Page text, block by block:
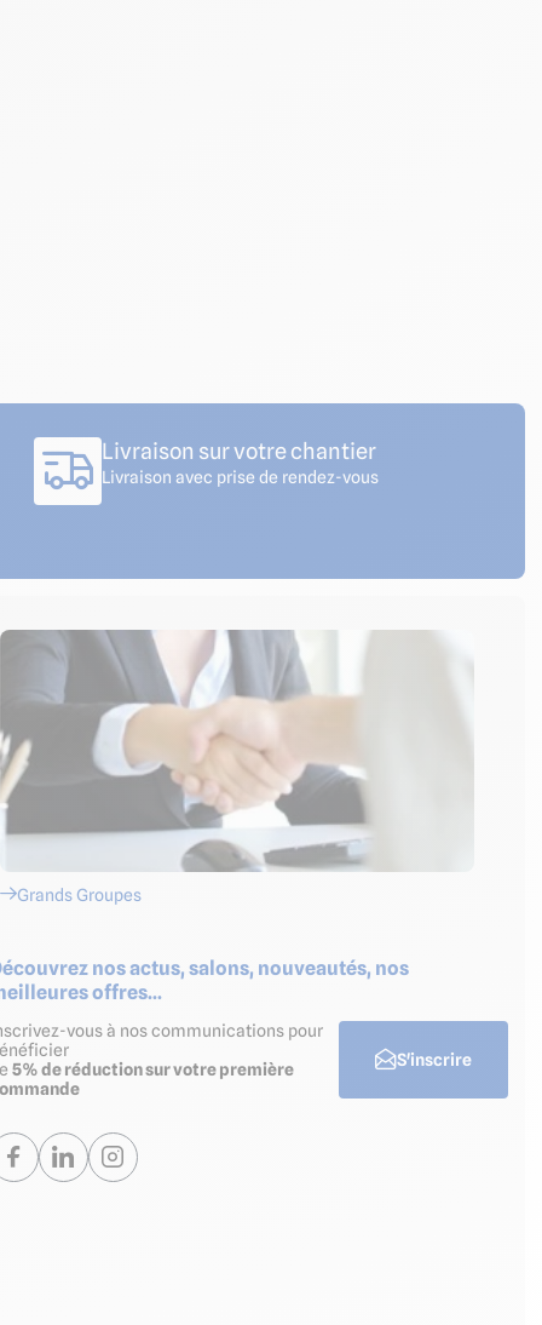
Livraison sur votre chantier
Livraison avec prise de rendez-vous
Grands Groupes
nos actus, salons, nouveautés, nos
offres...
vous à nos communications pour
5% de réduction sur votre première
S'inscrire